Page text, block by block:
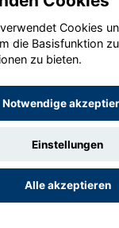
Passat
GmbH
Cookies
die Basisfunktion
zu bieten.
Notwendige
Einstellungen
Alle akzeptieren